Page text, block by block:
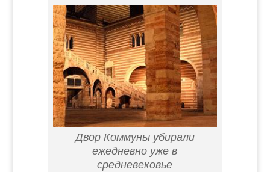
Двор Коммуны убирали
ежедневно уже в
средневековье